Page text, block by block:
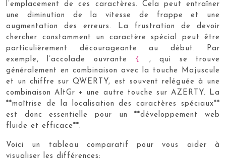
l’emplacement de ces caractères. Cela peut entraîner
une diminution de la vitesse de frappe et une
augmentation des erreurs. La frustration de devoir
chercher constamment un caractère spécial peut être
particulièrement décourageante au début. Par
exemple, l’accolade ouvrante { , qui se trouve
généralement en combinaison avec la touche Majuscule
et un chiffre sur QWERTY, est souvent reléguée à une
combinaison AltGr + une autre touche sur AZERTY. La
**maîtrise de la localisation des caractères spéciaux**
est donc essentielle pour un **développement web
fluide et efficace**.
Voici un tableau comparatif pour vous aider à
visualiser les différences: